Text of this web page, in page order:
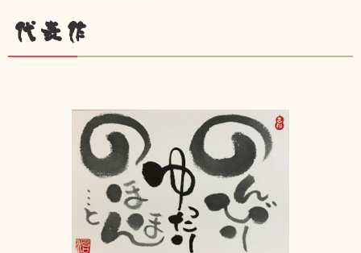
代表作